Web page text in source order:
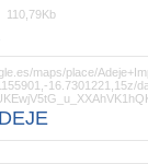
110,79Kb
maps/place/
16.7301221,15z/